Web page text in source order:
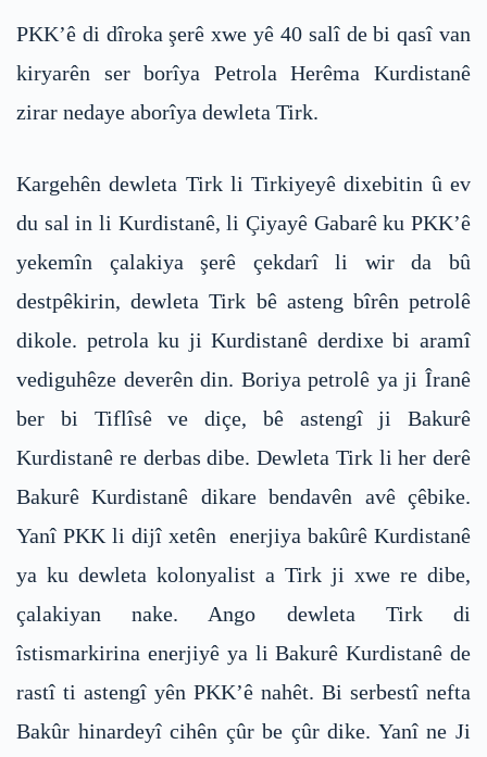
PKK’ê di dîroka şerê xwe yê 40 salî de bi qasî van
kiryarên ser borîya Petrola Herêma Kurdistanê
zirar nedaye aborîya dewleta Tirk.
Kargehên dewleta Tirk li Tirkiyeyê dixebitin û ev
du sal in li Kurdistanê, li Çiyayê Gabarê ku PKK’ê
yekemîn çalakiya şerê çekdarî li wir da bû
destpêkirin, dewleta Tirk bê asteng bîrên petrolê
dikole. petrola ku ji Kurdistanê derdixe bi aramî
vediguhêze deverên din. Boriya petrolê ya ji Îranê
ber bi Tiflîsê ve diçe, bê astengî ji Bakurê
Kurdistanê re derbas dibe. Dewleta Tirk li her derê
Bakurê Kurdistanê dikare bendavên avê çêbike.
Yanî PKK li dijî xetên enerjiya bakûrê Kurdistanê
ya ku dewleta kolonyalist a Tirk ji xwe re dibe,
çalakiyan nake. Ango dewleta Tirk di
îstismarkirina enerjiyê ya li Bakurê Kurdistanê de
rastî ti astengî yên PKK’ê nahêt. Bi serbestî nefta
Bakûr hinardeyî cihên çûr be çûr dike. Yanî ne Ji